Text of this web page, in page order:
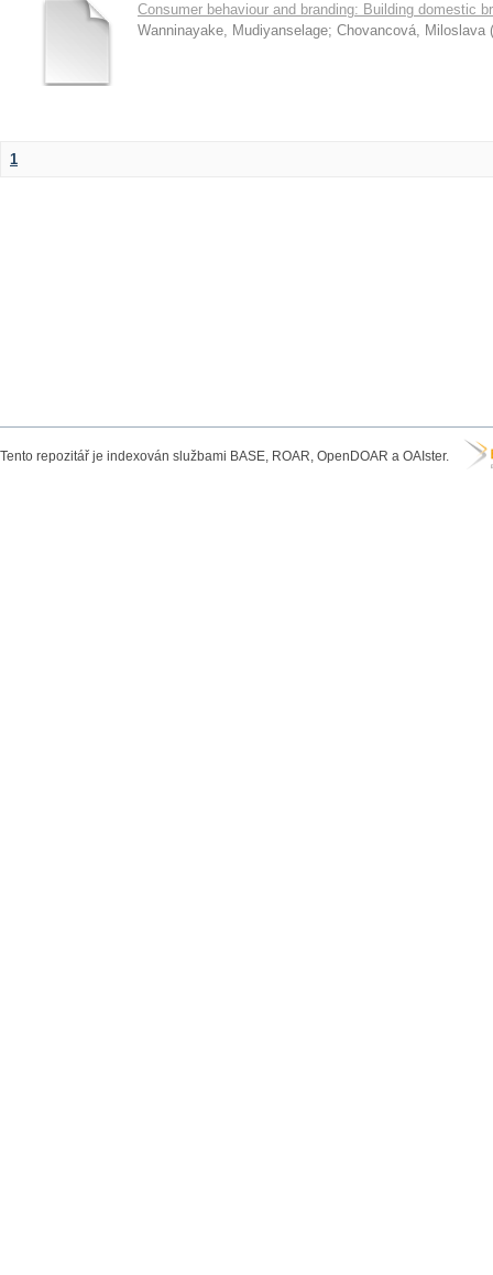
Consumer behaviour and branding: Building domestic
Wanninayake, Mudiyanselage; Chovancová, Miloslava (
1
Tento repozitář je indexován službami BASE, ROAR, OpenDOAR a OAIster.